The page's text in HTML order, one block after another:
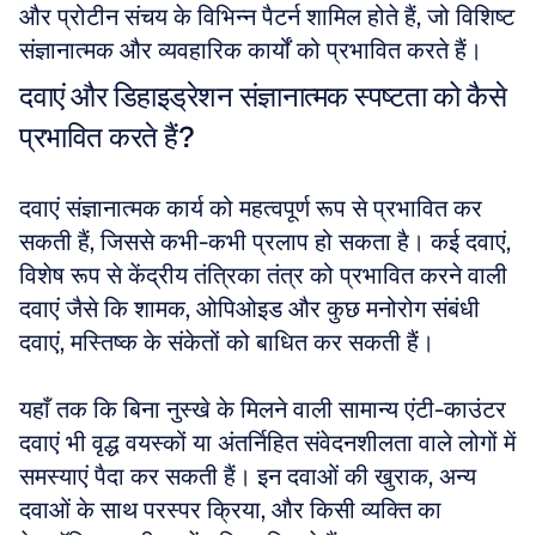
और प्रोटीन संचय के विभिन्न पैटर्न शामिल होते हैं, जो विशिष्ट
संज्ञानात्मक और व्यवहारिक कार्यों को प्रभावित करते हैं।
दवाएं और डिहाइड्रेशन संज्ञानात्मक स्पष्टता को कैसे
प्रभावित करते हैं?
दवाएं संज्ञानात्मक कार्य को महत्वपूर्ण रूप से प्रभावित कर
सकती हैं, जिससे कभी-कभी प्रलाप हो सकता है। कई दवाएं,
विशेष रूप से केंद्रीय तंत्रिका तंत्र को प्रभावित करने वाली
दवाएं जैसे कि शामक, ओपिओइड और कुछ मनोरोग संबंधी
दवाएं, मस्तिष्क के संकेतों को बाधित कर सकती हैं।
यहाँ तक कि बिना नुस्खे के मिलने वाली सामान्य एंटी-काउंटर
दवाएं भी वृद्ध वयस्कों या अंतर्निहित संवेदनशीलता वाले लोगों में
समस्याएं पैदा कर सकती हैं। इन दवाओं की खुराक, अन्य
दवाओं के साथ परस्पर क्रिया, और किसी व्यक्ति का